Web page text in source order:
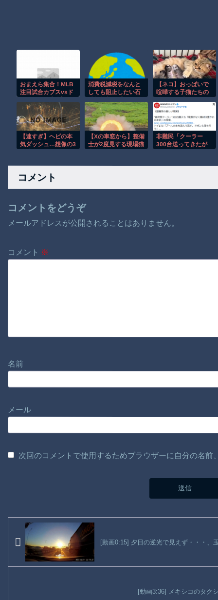
おまえら集合！MLB
注目試合カブスvsド
と鈴木誠也が魅せる
ぞｗｗｗ
消費税減税をなんと
しても阻止したい石
てんのこいつ」と有
権者をドン引きさせ
るよな屁理屈を……
【ネコ】おっぱいで
喧嘩する子猫たちの
タ。
【速すぎ】ヘビの本
気ダッシュ…想像の3
【Xの車窓から】整備
士が2度見する現場猫
非難民「クーラー
300台送ってきたが
次郎は馬鹿だ」
コメント
コメントをどうぞ
メールアドレスが公開されることはありません。
コメント ※
名前
メール
次回のコメントで使用するためブラウザーに自分の名
[動画0:15] 夕日の逆光で見えず・・・、
[動画3:36] メキシコのタク